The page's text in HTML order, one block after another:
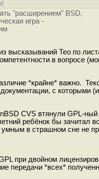
]
"расширением" BSD,
игра -
высказываний Тео по
в вопросе
*крайне* важно.
с которыми
CVS втянули GPL-
ребёнок бы зачитал
в страшном сне не
при двойном
передачи *всех*